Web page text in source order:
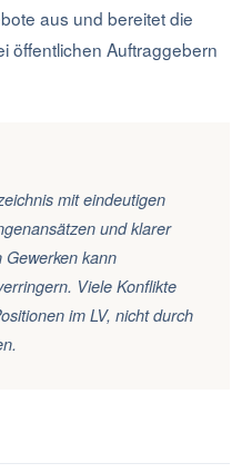
aus und bereitet die
öffentlichen Auftraggebern
mit eindeutigen
und klarer
kann
Viele Konflikte
im LV, nicht durch